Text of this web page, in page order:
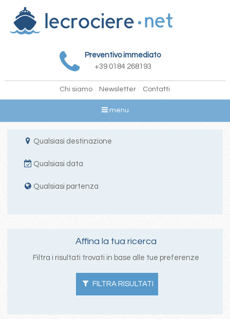
Preventivo immediato
+39 0184 268193
Chi siamo Newsletter Contatti
menu
Qualsiasi destinazione
Qualsiasi data
Qualsiasi partenza
Affina la tua ricerca
Filtra i risultati trovati in base alle tue preferenze
FILTRA RISULTATI